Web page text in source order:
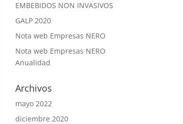
EMBEBIDOS NON INVASIVOS
GALP 2020
Nota web Empresas NERO
Nota web Empresas NERO
Anualidad
Archivos
mayo 2022
diciembre 2020